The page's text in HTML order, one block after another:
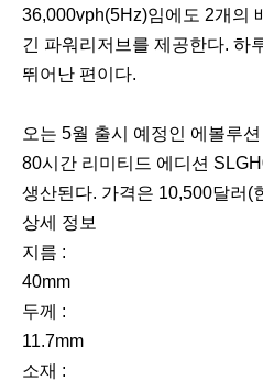
36,000vph(5Hz)임에도 2개의
긴 파워리저브를 제공한다. 하
뛰어난 편이다.
오는 5월 출시 예정인 에볼루
80시간 리미티드 에디션
생산된다. 가격은 10,500달러(
상세 정보
지름 :
40mm
두께 :
11.7mm
소재 :